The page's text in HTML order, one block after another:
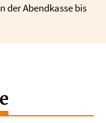
der Abendkasse bis